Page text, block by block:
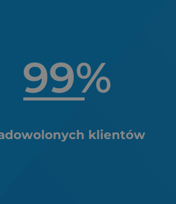
99%
klientów